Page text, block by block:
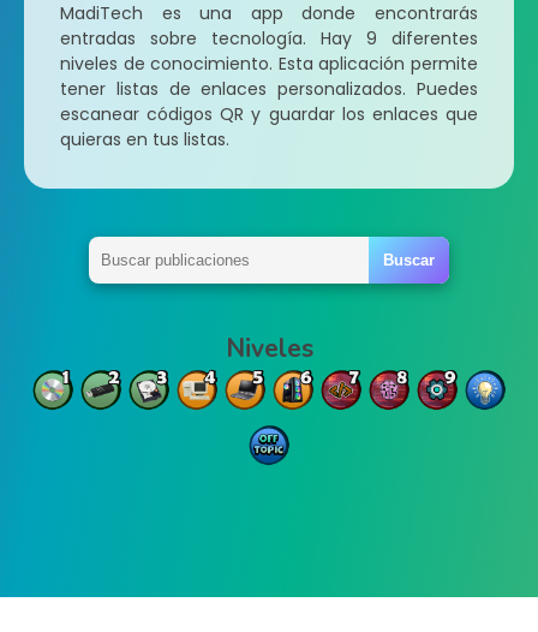
MadiTech es una app donde encontrarás
entradas sobre tecnología. Hay 9 diferentes
niveles de conocimiento. Esta aplicación permite
tener listas de enlaces personalizados. Puedes
escanear códigos QR y guardar los enlaces que
quieras en tus listas.
Niveles